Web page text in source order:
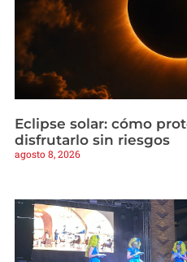
Eclipse solar: cómo
disfrutarlo sin riesgos
agosto 8, 2026